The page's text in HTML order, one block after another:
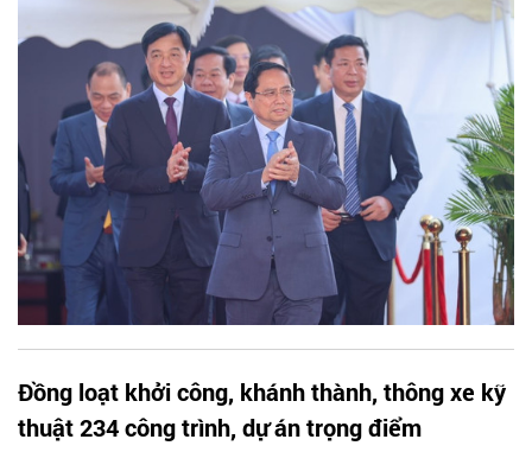
tới dự Lễ khởi công dự án đầu tư xây dựng khu đô thị thể
thao Olympic (xã Thượng Phúc, thành phố Hà Nội).
Đồng loạt khởi công, khánh thành, thông xe kỹ
thuật 234 công trình, dự án trọng điểm